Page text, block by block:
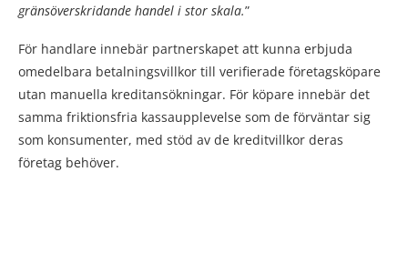
gränsöverskridande handel i stor skala.”
För handlare innebär partnerskapet att kunna erbjuda
omedelbara betalningsvillkor till verifierade företagsköpare
utan manuella kreditansökningar. För köpare innebär det
samma friktionsfria kassaupplevelse som de förväntar sig
som konsumenter, med stöd av de kreditvillkor deras
företag behöver.